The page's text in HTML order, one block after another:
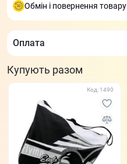
Обмін і повернення
Оплата
Купують разом
Код: 1490